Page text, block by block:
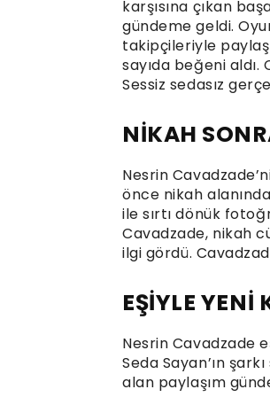
karşısına çıkan
gündeme geldi.
takipçileriyle
sayıda beğeni
Sessiz sedasız
NİKAH
Nesrin
önce nikah
ile sırtı dönük
Cavadzade, nikah
ilgi gördü.
EŞİYLE YENİ
Nesrin Cavadzade
Seda Sayan’ın
alan paylaşım